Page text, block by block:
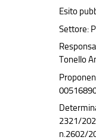
Esito
Settore:
Tonello
2321/
n.2602/